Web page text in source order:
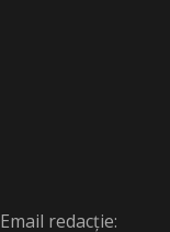
Email redacție: